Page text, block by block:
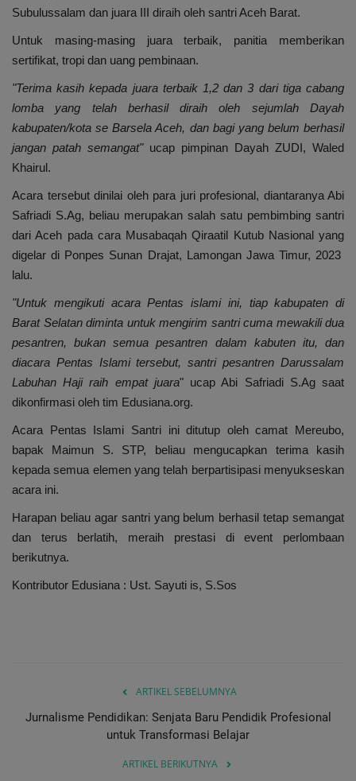
Subulussalam dan juara III diraih oleh santri Aceh Barat.
Untuk masing-masing juara terbaik, panitia memberikan
sertifikat, tropi dan uang pembinaan.
"Terima kasih kepada juara terbaik 1,2 dan 3 dari tiga cabang
lomba yang telah berhasil diraih oleh sejumlah Dayah
kabupaten/kota se Barsela Aceh, dan bagi yang belum berhasil
jangan patah semangat"ucap pimpinan Dayah ZUDI, Waled
Khairul.
Acara tersebut dinilai oleh para juri profesional, diantaranya Abi
Safriadi S.Ag, beliau merupakan salah satu pembimbing santri
dari Aceh pada cara Musabaqah Qiraatil Kutub Nasional yang
digelar di Ponpes Sunan Drajat, Lamongan Jawa Timur, 2023
lalu.
"Untuk mengikuti acara Pentas islami ini, tiap kabupaten di
Barat Selatan diminta untuk mengirim santri cuma mewakili dua
pesantren, bukan semua pesantren dalam kabuten itu, dan
diacara Pentas Islami tersebut, santri pesantren Darussalam
Labuhan Haji raih empat juara" ucap Abi Safriadi S.Ag saat
dikonfirmasi oleh tim Edusiana.org.
Acara Pentas Islami Santri ini ditutup oleh camat Mereubo,
bapak Maimun S. STP, beliau mengucapkan terima kasih
kepada semua elemen yang telah berpartisipasi menyukseskan
acara ini.
Harapan beliau agar santri yang belum berhasil tetap semangat
dan terus berlatih, meraih prestasi di event perlombaan
berikutnya.
Kontributor Edusiana : Ust. Sayuti is, S.Sos
ARTIKEL SEBELUMNYA
Jurnalisme Pendidikan: Senjata Baru Pendidik Profesional
untuk Transformasi Belajar
ARTIKEL BERIKUTNYA